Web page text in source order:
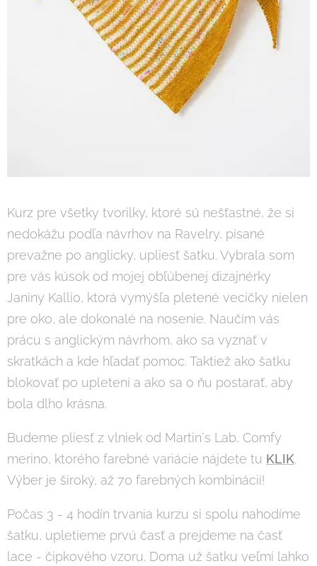
Kurz pre všetky tvorilky, ktoré sú nešťastné, že si
nedokážu podľa návrhov na Ravelry, písané
prevažne po anglicky, upliesť šatku. Vybrala som
pre vás kúsok od mojej obľúbenej dizajnérky
Janiny Kallio, ktorá vymýšľa pletené vecičky nielen
pre oko, ale dokonalé na nosenie. Naučím vás
prácu s anglickým návrhom, ako sa vyznať v
skratkách a kde hľadať pomoc. Taktiež ako šatku
blokovať po upletení a ako sa o ňu postarať, aby
bola dlho krásna.
Budeme pliesť z vlniek od Martin´s Lab, Comfy
merino, ktorého farebné variácie nájdete tu KLIK.
Výber je široký, až 70 farebných kombinácií!
Počas 3 - 4 hodín trvania kurzu si spolu nahodíme
šatku, upletieme prvú časť a prejdeme na časť
lace - čipkového vzoru. Doma už šatku veľmi lahko